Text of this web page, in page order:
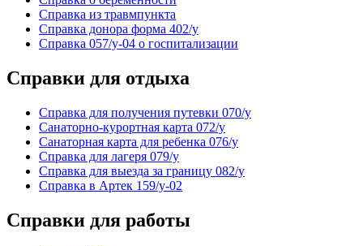
Справка из травмпункта
Справка донора форма 402/у
Справка 057/у-04 о госпитализации
Справки для отдыха
Справка для получения путевки 070/у
Санаторно-курортная карта 072/у
Санаторная карта для ребенка 076/у
Справка для лагеря 079/у
Справка для выезда за границу 082/у
Справка в Артек 159/у-02
Справки для работы